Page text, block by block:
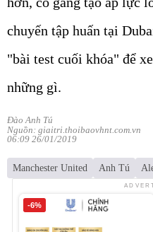
chuyến tập huấn tại
"bài test cuối khóa" để
những gì.
Đào Anh Tú
Nguồn: giaitri.thoibaovhnt.com.vn
06:09 26/01/2019
Manchester United Anh Tú
-6%